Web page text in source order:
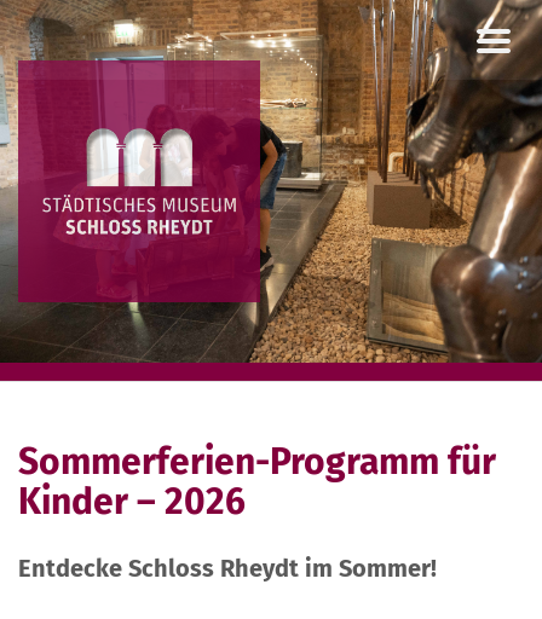
Skip
to
content
Sommerferien-Programm für
Kinder – 2026
Entdecke Schloss Rheydt im Sommer!